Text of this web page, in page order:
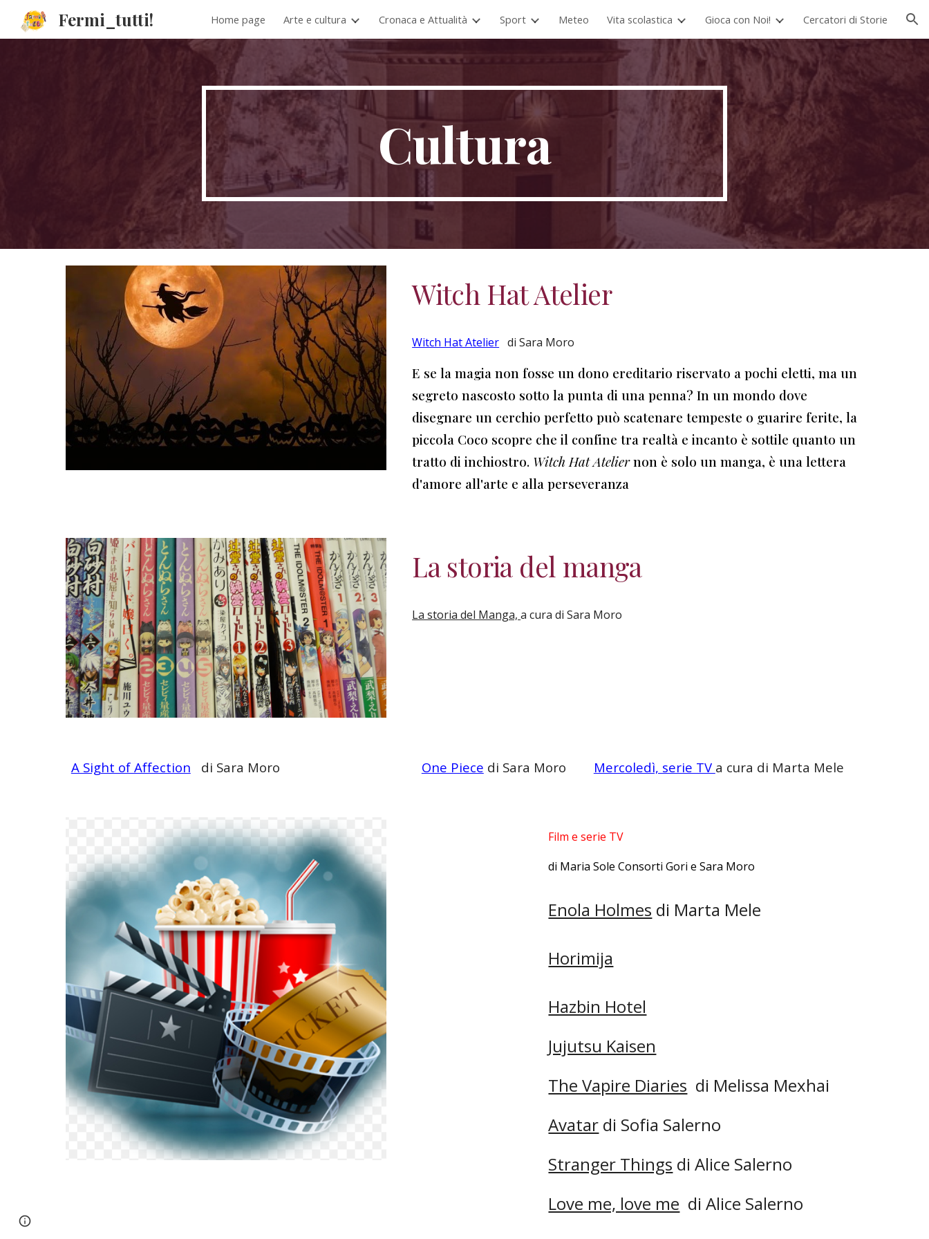
Skip to main content Skip to navigation
Fermi_tutti! Home page Arte e cultura Cronaca e Attualità Sport Meteo Vita scolastica Gioca con Noi! Cercatori di Storie
Cultura
Witch Hat Atelier
Witch Hat Atelier di Sara Moro
E se la magia non fosse un dono ereditario riservato a pochi eletti, ma un
segreto nascosto sotto la punta di una penna? In un mondo dove
disegnare un cerchio perfetto può scatenare tempeste o guarire ferite, la
piccola Coco scopre che il confine tra realtà e incanto è sottile quanto un
tratto di inchiostro. Witch Hat Ateliernon è solo un manga, è una lettera
d'amore all'arte e alla perseveranza
La storia del manga
La storia del Manga,a cura di Sara Moro
A Sight of Affection di Sara Moro One Piece di Sara Moro Mercoledì, serie TV a cura di Marta Mele
Film e serie TV
di Maria Sole Consorti Gori e Sara Moro
Enola Holmes di Marta Mele
Horimija
Hazbin Hotel
Jujutsu Kaisen
The Vapire Diaries di Melissa Mexhai
Avatar di Sofia Salerno
Stranger Things di Alice Salerno
Love me, love me di Alice Salerno